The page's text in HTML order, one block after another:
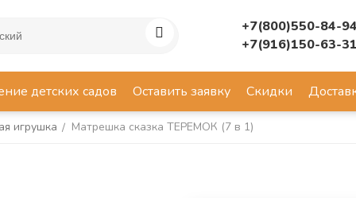
+7(800)550-84-94
+7(916)150-63-31
детских садов Оставить заявку Скидки
игрушка / Матрешка сказка ТЕРЕМОК (7 в 1)